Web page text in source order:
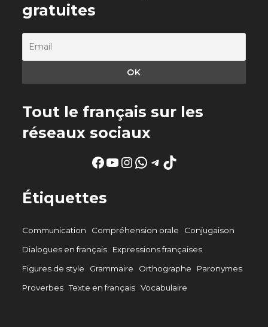
gratuites
Tout le français sur les
réseaux sociaux
Facebook
YouTube
Instagram
WhatsApp
Telegram
TikTok
Étiquettes
Communication Compréhension orale
Conjugaison
Dialogues en français
Expressions françaises
Figures de style
Grammaire Orthographe
Paronymes
Proverbes Texte en français Vocabulaire